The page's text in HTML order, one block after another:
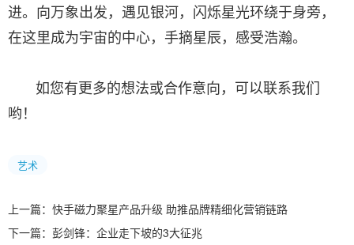
进。向万象出发，遇见银河，闪烁星光环绕于身旁，
在这里成为宇宙的中心，手摘星辰，感受浩瀚。
如您有更多的想法或合作意向，可以联系我们
哟！
艺术
上一篇： 快手磁力聚星产品升级 助推品牌精细化营销链路
下一篇： 彭剑锋：企业走下坡的3大征兆